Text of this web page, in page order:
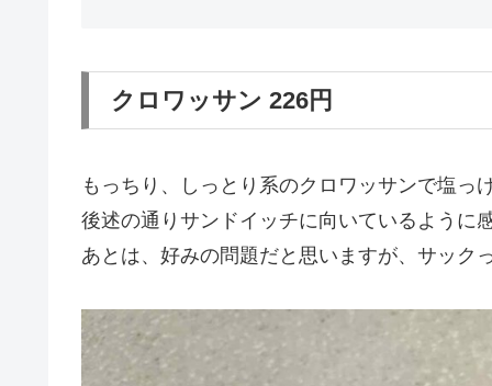
クロワッサン 226円
もっちり、しっとり系のクロワッサンで塩っ
後述の通りサンドイッチに向いているように
あとは、好みの問題だと思いますが、サック